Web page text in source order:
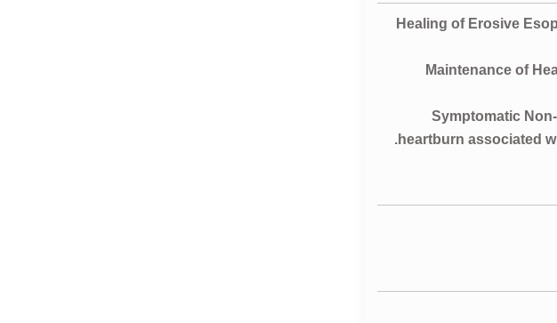
Healing of Erosive
Maintenance of
Symptomatic
heartburn associated